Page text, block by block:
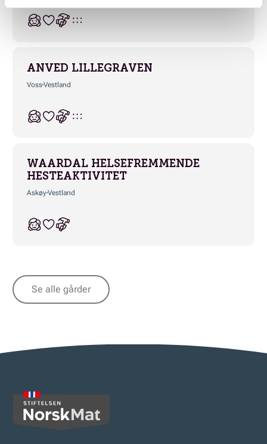
ANVED LILLEGRAVEN
VossVestland
WAARDAL HELSEFREMMENDE
HESTEAKTIVITET
AskøyVestland
Se alle gårder